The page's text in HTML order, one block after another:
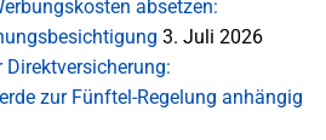
absetzen:
3. Juli 2026
zur Fünftel-Regelung anhängig